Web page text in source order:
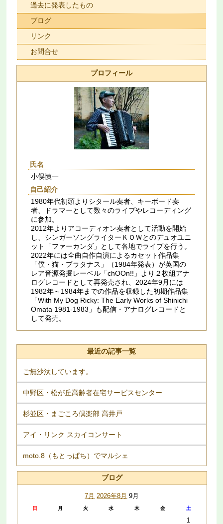
過去に発表したもの
ブログ
リンク
お問合せ
プロフィール
氏名
小俣慎一
自己紹介
1980年代初頭よりシタール奏者、キーボード奏
者、ドラマーとして数々のライブやレコーディング
に参加。
2012年よりアコーディオン奏者として活動を開始
し、シンガーソングライターＫＯＷとのデュオユニ
ット「ファーカンダ」として各地でライブを行う。
2022年には全曲自作自演によるカセット作品集
「僕・猫・プラタナス」（1984年発表）が英国の
レア音源発掘レーベル「chOOn!!」より２枚組アナ
ログレコードとして再発売され、2024年9月には
1982年～1984年までの作品を収録した初期作品集
「With My Dog Ricky: The Early Works of Shinichi
Omata 1981​-​1983」も配信・アナログレコードと
して発売。
最近の記事一覧
ご無沙汰しています。
中野区・松が丘高齢者在宅サービスセンター
杉並区・まごころ倶楽部 高井戸
アイ・リンク スカイコンサート
moto.8（もとっぱち）でマルシェ
ブログ
7月 2026年8月 9月
日 月 火 水 木 金 土
1